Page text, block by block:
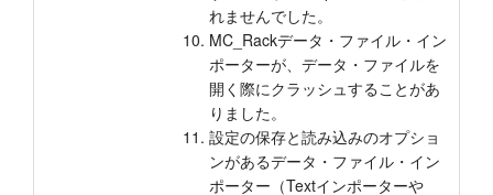
れませんでした。
MC_Rackデータ・ファイル・イン
ポーターが、データ・ファイルを
開く際にクラッシュすることがあ
りました。
設定の保存と読み込みのオプショ
ンがあるデータ・ファイル・イン
ポーター（Textインポーターや